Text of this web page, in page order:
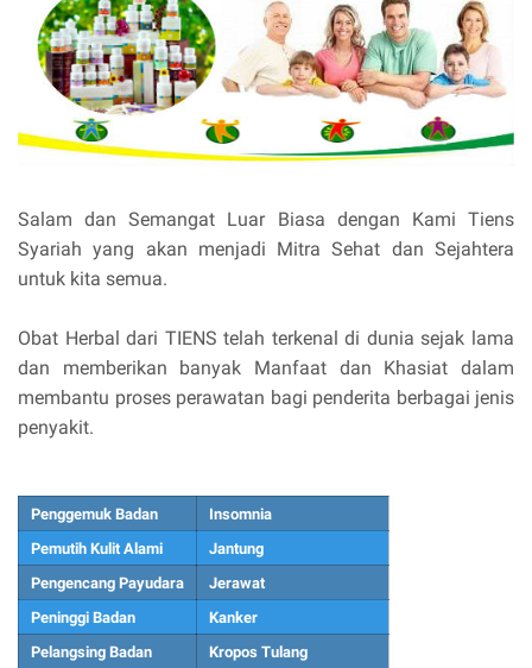
Salam dan Semangat Luar Biasa dengan Kami Tiens
Syariah yang akan menjadi Mitra Sehat dan Sejahtera
untuk kita semua.
Obat Herbal dari TIENS telah terkenal di dunia sejak lama
dan memberikan banyak Manfaat dan Khasiat dalam
membantu proses perawatan bagi penderita berbagai jenis
penyakit.
Penggemuk Badan
Insomnia
Pemutih Kulit Alami
Jantung
Pengencang Payudara
Jerawat
Peninggi Badan
Kanker
Pelangsing Badan
Kropos Tulang